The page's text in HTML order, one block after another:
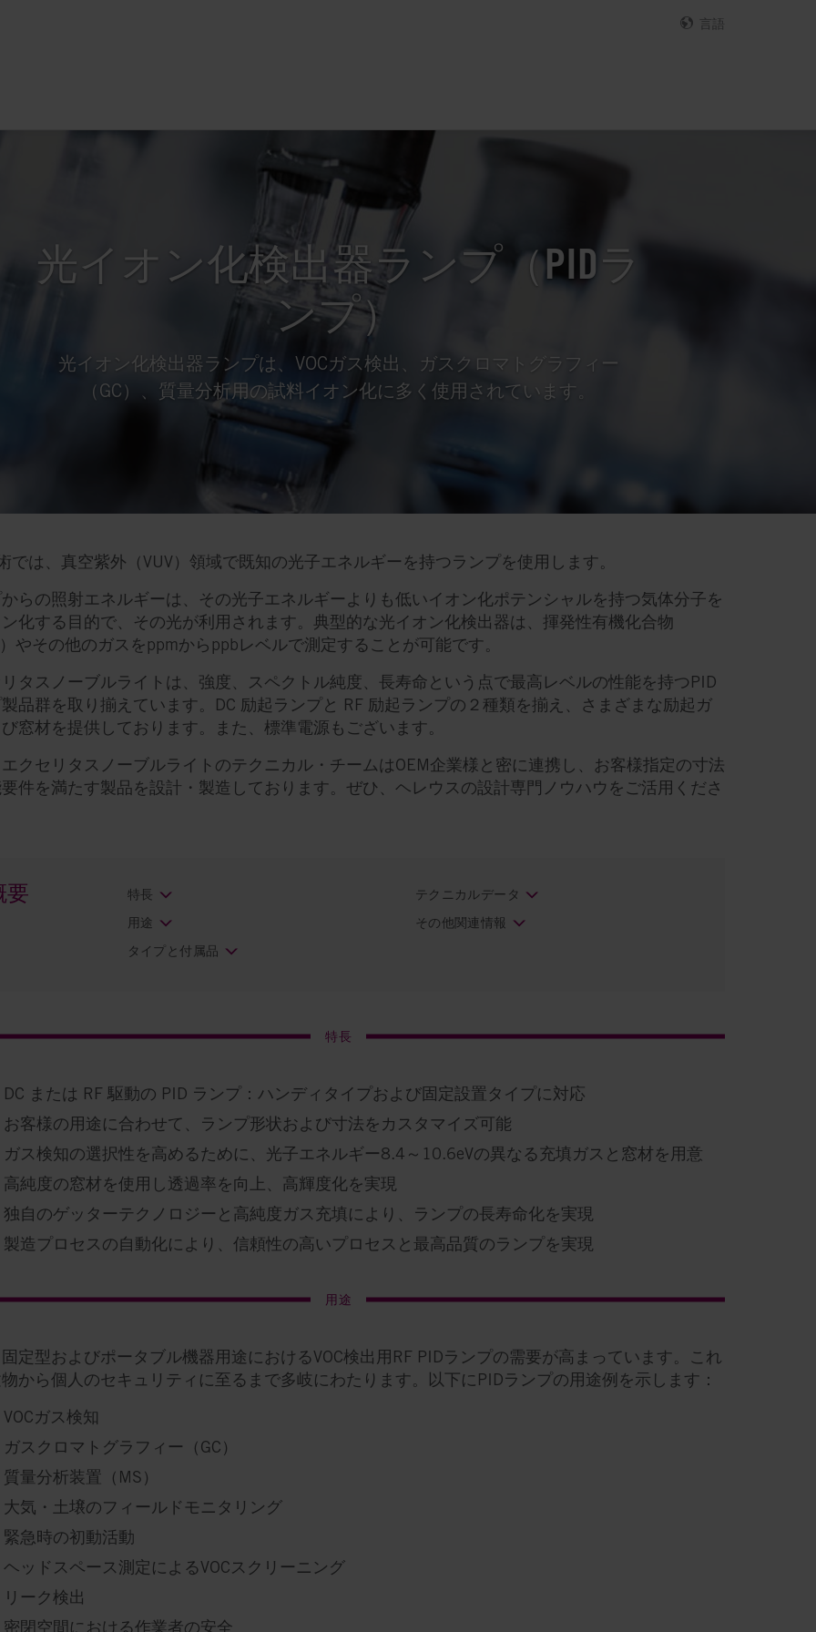
言語
光イオン化検出器ランプ（PIDラ
ンプ）
光イオン化検出器ランプは、VOCガス検出、ガスクロマトグラフィー
（GC）、質量分析用の試料イオン化に多く使用されています。
では、真空紫外（VUV）領域で既知の光子エネルギーを持つランプを使用します。
らの照射エネルギーは、その光子エネルギーよりも低いイオン化ポテンシャルを持つ気体分子を
化する目的で、その光が利用されます。典型的な光イオン化検出器は、揮発性有機化合物
やその他のガスをppmからppbレベルで測定することが可能です。
タスノーブルライトは、強度、スペクトル純度、長寿命という点で最高レベルの性能を持つPID
品群を取り揃えています。DC 励起ランプと RF 励起ランプの２種類を揃え、さまざまな励起ガ
窓材を提供しております。また、標準電源もございます。
クセリタスノーブルライトのテクニカル・チームはOEM企業様と密に連携し、お客様指定の寸法
件を満たす製品を設計・製造しております。ぜひ、ヘレウスの設計専門ノウハウをご活用くださ
要
特長
用途
タイプと付属品
テクニカルデータ
その他関連情報
特長
DC または RF 駆動の PID ランプ：ハンディタイプおよび固定設置タイプに対応
お客様の用途に合わせて、ランプ形状および寸法をカスタマイズ可能
ガス検知の選択性を高めるために、光子エネルギー8.4～10.6eVの異なる充填ガスと窓材を用意
高純度の窓材を使用し透過率を向上、高輝度化を実現
独自のゲッターテクノロジーと高純度ガス充填により、ランプの長寿命化を実現
製造プロセスの自動化により、信頼性の高いプロセスと最高品質のランプを実現
用途
定型およびポータブル機器用途におけるVOC検出用RF PIDランプの需要が高まっています。これ
から個人のセキュリティに至るまで多岐にわたります。以下にPIDランプの用途例を示します：
VOCガス検知
ガスクロマトグラフィー（GC）
質量分析装置（MS）
大気・土壌のフィールドモニタリング
緊急時の初動活動
ヘッドスペース測定によるVOCスクリーニング
リーク検出
密閉空間における作業者の安全